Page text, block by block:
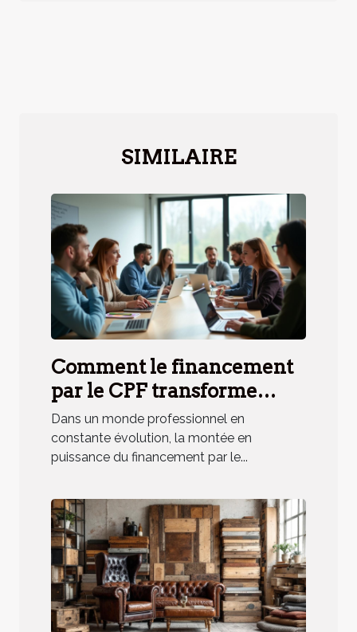
SIMILAIRE
Comment le financement
par le CPF transforme
l'accès aux formations
professionnelles ?
Dans un monde professionnel en
constante évolution, la montée en
puissance du financement par le...